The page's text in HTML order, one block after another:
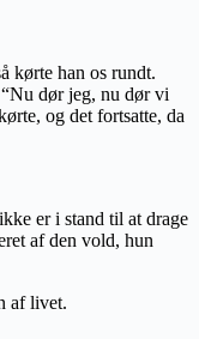
kørte han os rundt.
dør jeg, nu dør vi
og det fortsatte, da
er i stand til at drage
af den vold, hun
af livet.